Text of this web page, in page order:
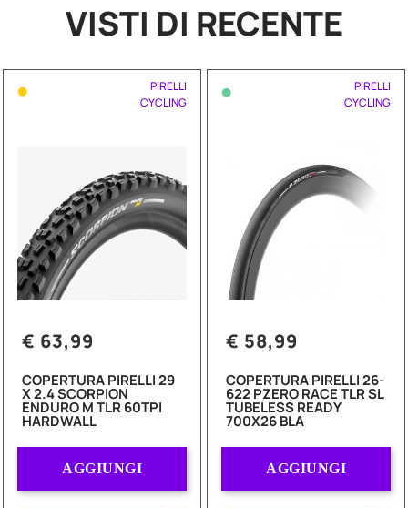
VISTI DI RECENTE
•
PIRELLI
CYCLING
€ 63,99
COPERTURA PIRELLI 29
X 2.4 SCORPION
ENDURO M TLR 60TPI
HARDWALL
AGGIUNGI
•
PIRELLI
CYCLING
€ 58,99
COPERTURA PIRELLI 26-
622 PZERO RACE TLR SL
TUBELESS READY
700X26 BLA
AGGIUNGI